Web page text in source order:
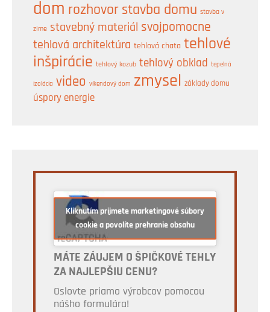
dom rozhovor stavba domu stavba v
zime stavebný materiál svojpomocne
tehlová architektúra tehlová chata tehlové
inšpirácie tehlový kozub tehlový obklad tepelná
izolácia video víkendový dom zmysel základy domu
úspory energie
Kliknutím prijmete marketingové súbory
cookie a povolíte prehranie obsahu
MÁTE ZÁUJEM O ŠPIČKOVÉ TEHLY
ZA NAJLEPŠIU CENU?
Oslovte priamo výrobcov pomocou
nášho formulára!